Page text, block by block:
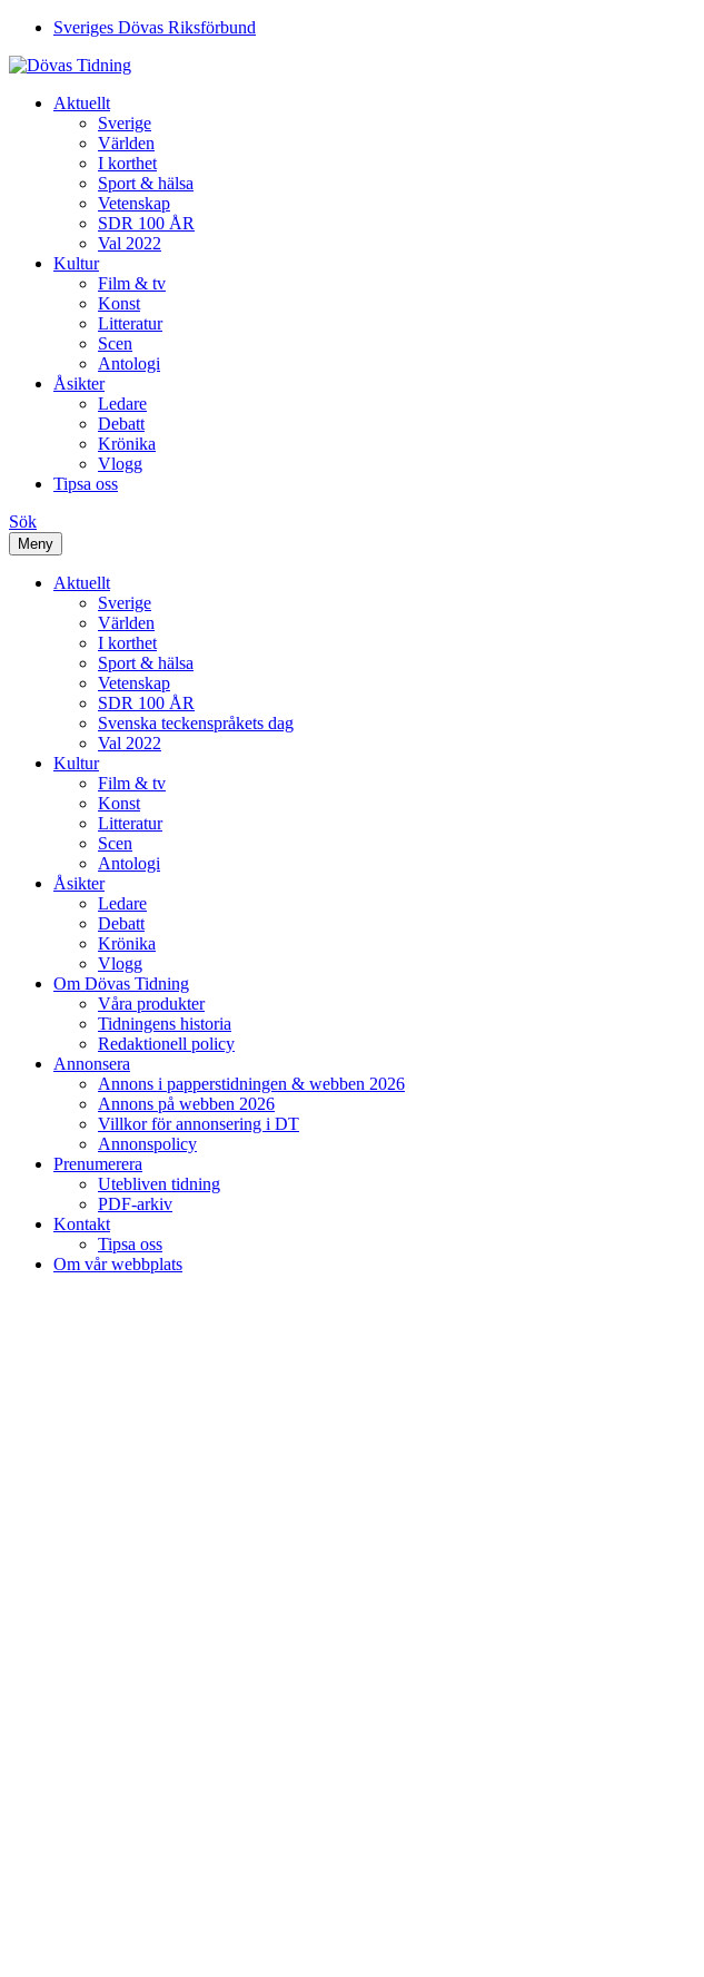
Sveriges Dövas Riksförbund
Aktuellt
Sverige
Världen
I korthet
Sport & hälsa
Vetenskap
SDR 100 ÅR
Val 2022
Kultur
Film & tv
Konst
Litteratur
Scen
Antologi
Åsikter
Ledare
Debatt
Krönika
Vlogg
Tipsa oss
Sök
Meny
Aktuellt
Sverige
Världen
I korthet
Sport & hälsa
Vetenskap
SDR 100 ÅR
Svenska teckenspråkets dag
Val 2022
Kultur
Film & tv
Konst
Litteratur
Scen
Antologi
Åsikter
Ledare
Debatt
Krönika
Vlogg
Om Dövas Tidning
Våra produkter
Tidningens historia
Redaktionell policy
Annonsera
Annons i papperstidningen & webben 2026
Annons på webben 2026
Villkor för annonsering i DT
Annonspolicy
Prenumerera
Utebliven tidning
PDF-arkiv
Kontakt
Tipsa oss
Om vår webbplats